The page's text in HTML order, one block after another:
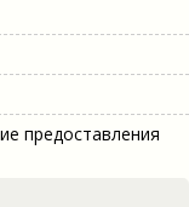
предоставления